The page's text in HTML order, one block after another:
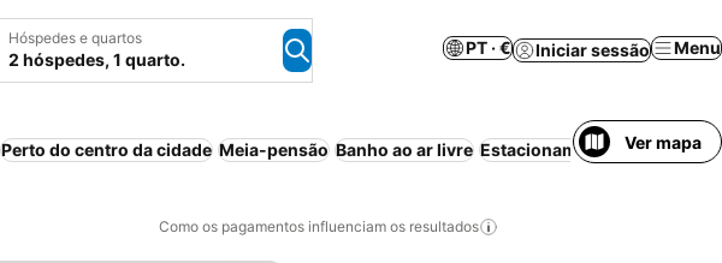
Hóspedes e quartos
2 hóspedes, 1 quarto.
PT · € Iniciar sessão Menu
Perto do centro da cidade Meia-pensão Banho ao ar livre Estacionamento Quarto
Ver mapa
Como os pagamentos influenciam os resultados